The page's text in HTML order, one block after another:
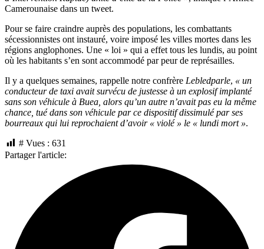
Camerounaise dans un tweet.
Pour se faire craindre auprès des populations, les combattants
sécessionnistes ont instauré, voire imposé les villes mortes dans les
régions anglophones. Une « loi » qui a effet tous les lundis, au point
où les habitants s’en sont accommodé par peur de représailles.
Il y a quelques semaines, rappelle notre confrère Lebledparle, « un
conducteur de taxi avait survécu de justesse à un explosif implanté
sans son véhicule à Buea, alors qu’un autre n’avait pas eu la même
chance, tué dans son véhicule par ce dispositif dissimulé par ses
bourreaux qui lui reprochaient d’avoir « violé » le « lundi mort ».
# Vues : 631
Partager l'article: